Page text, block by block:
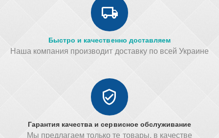
Быстро и качественно доставляем
Наша компания производит доставку по всей Украине
Гарантия качества и сервисное обслуживание
Мы предлагаем только те товары, в качестве